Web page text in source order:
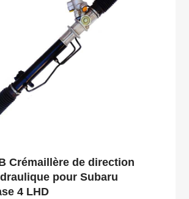
Crémaillère de direction
pour Subaru
4 LHD